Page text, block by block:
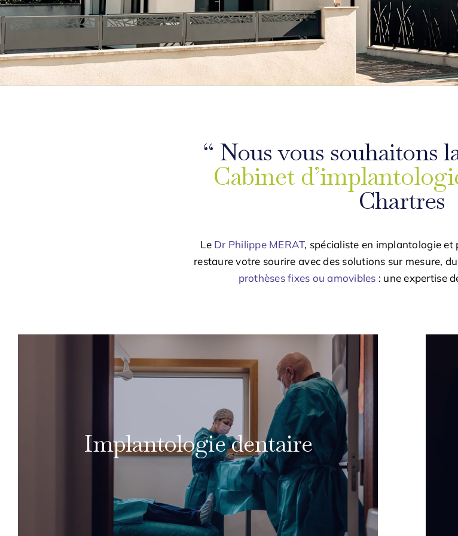
“ Nous vous souhaitons
Cabinet
Chartres
Le Dr Philippe MERAT, spécialiste en implantologie et
restaure votre sourire avec des solutions sur mesure,
prothèses fixes ou amovibles : une expertise
Implantologie dentaire